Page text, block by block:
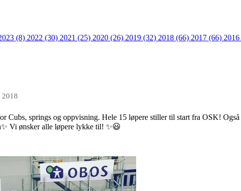
(8) 2022 (30) 2021 (25) 2020 (26) 2019 (32) 2018 (66) 2017 (66)
2018
Cubs, springs og oppvisning. Hele 15 løpere stiller til start fra OSK!
Vi ønsker alle løpere lykke til! ✨😃